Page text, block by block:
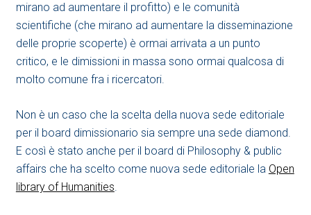
mirano ad aumentare il profitto) e le comunità
scientifiche (che mirano ad aumentare la disseminazione
delle proprie scoperte) è ormai arrivata a un punto
critico, e le dimissioni in massa sono ormai qualcosa di
molto comune fra i ricercatori.
Non è un caso che la scelta della nuova sede editoriale
per il board dimissionario sia sempre una sede diamond.
E così è stato anche per il board di Philosophy & public
affairs che ha scelto come nuova sede editoriale la Open
library of Humanities.